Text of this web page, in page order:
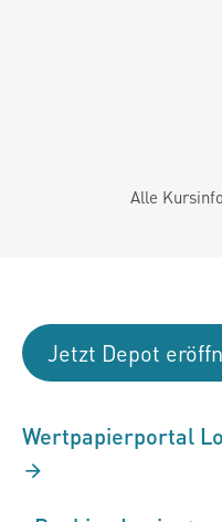
Alle
Jetzt Depot
Wertpapierportal